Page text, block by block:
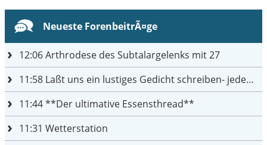
Neueste ForenbeitrÃ¤ge
12:06Arthrodese des Subtalargelenks mit 27
11:58 Laßt uns ein lustiges Gedicht schreiben- jeder einen Satz
11:44**Der ultimative Essensthread**
11:31 Wetterstation